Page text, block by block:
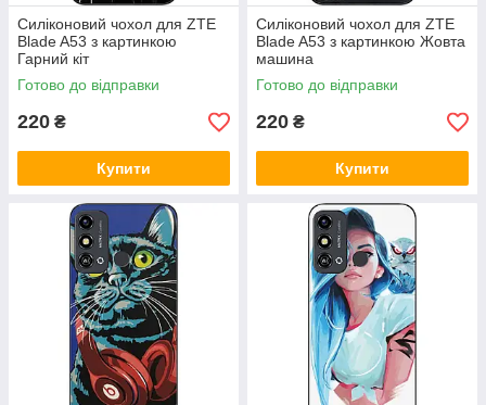
Силіконовий чохол для ZTE
Blade A53 з картинкою
Гарний кіт
Готово до відправки
220 ₴
Купити
Силіконовий чохол для ZTE
Blade A53 з картинкою Жовта
машина
Готово до відправки
220 ₴
Купити